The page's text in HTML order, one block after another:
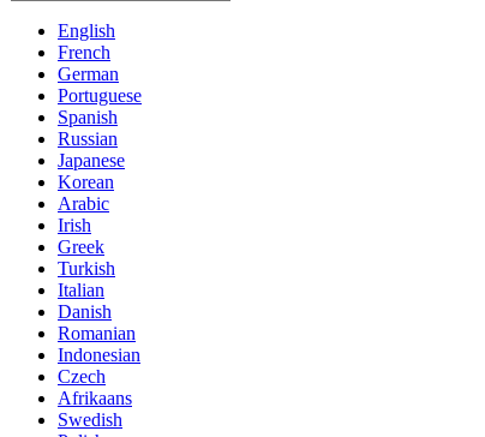
English
French
German
Portuguese
Spanish
Russian
Japanese
Korean
Arabic
Irish
Greek
Turkish
Italian
Danish
Romanian
Indonesian
Czech
Afrikaans
Swedish